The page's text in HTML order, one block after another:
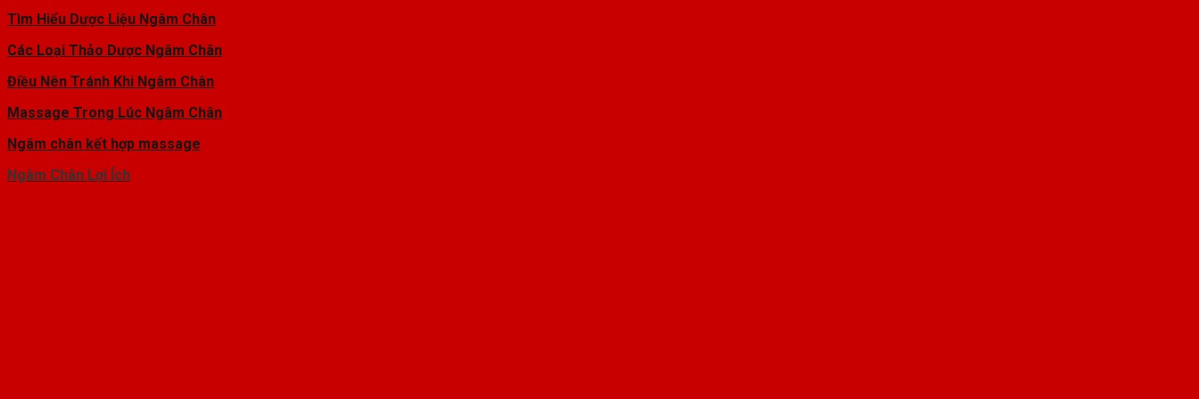
Tìm Hiểu Dược Liệu Ngâm Chân
Các Loại Thảo Dược Ngâm Chân
Điều Nên Tránh Khi Ngâm Chân
Massage Trong Lúc Ngâm Chân
Ngâm chân kết hợp massage
Ngâm Chân Lợi Ích